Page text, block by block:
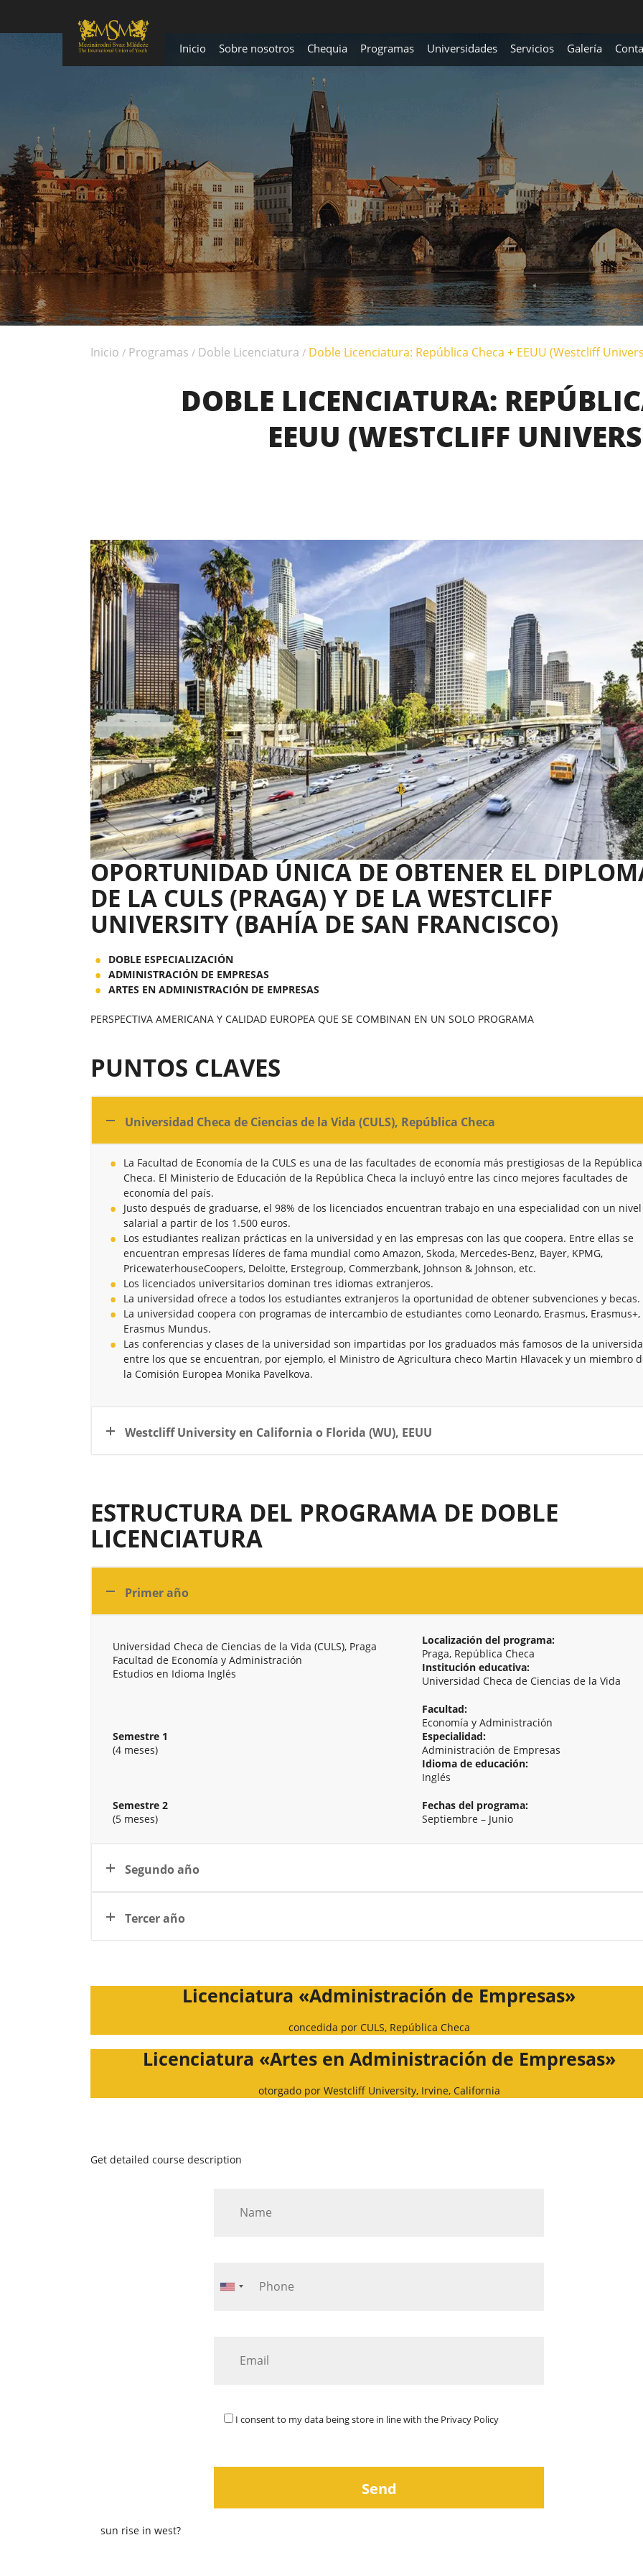
Inicio Sobre nosotros Chequia Programas Universidades Servicios Galería
Inicio / Programas / Doble Licenciatura / Doble Licenciatura: República Checa + EEUU (Westcliff
DOBLE LICENCIATURA:
EEUU (WESTCLIFF
OPORTUNIDAD ÚNICA DE OBTENER EL
DE LA CULS (PRAGA) Y DE LA WESTCLIFF
UNIVERSITY (BAHÍA DE SAN FRANCISCO)
DOBLE ESPECIALIZACIÓN
ADMINISTRACIÓN DE EMPRESAS
ARTES EN ADMINISTRACIÓN DE EMPRESAS
PERSPECTIVA AMERICANA Y CALIDAD EUROPEA QUE SE COMBINAN EN UN SOLO PROGRAMA
PUNTOS CLAVES
Universidad Checa de Ciencias de la Vida (CULS), República Checa
La Facultad de Economía de la CULS es una de las facultades de economía más prestigiosas de la República
Checa. El Ministerio de Educación de la República Checa la incluyó entre las cinco mejores facultades de
economía del país.
Justo después de graduarse, el 98% de los licenciados encuentran trabajo en una especialidad con un nivel
salarial a partir de los 1.500 euros.
Los estudiantes realizan prácticas en la universidad y en las empresas con las que coopera. Entre ellas se
encuentran empresas líderes de fama mundial como Amazon, Skoda, Mercedes-Benz, Bayer, KPMG,
PricewaterhouseCoopers, Deloitte, Erstegroup, Commerzbank, Johnson & Johnson, etc.
Los licenciados universitarios dominan tres idiomas extranjeros.
La universidad ofrece a todos los estudiantes extranjeros la oportunidad de obtener subvenciones y becas.
La universidad coopera con programas de intercambio de estudiantes como Leonardo, Erasmus, Erasmus+,
Erasmus Mundus.
Las conferencias y clases de la universidad son impartidas por los graduados más famosos de la
entre los que se encuentran, por ejemplo, el Ministro de Agricultura checo Martin Hlavacek y un miembro
la Comisión Europea Monika Pavelkova.
Westcliff University en California o Florida (WU), EEUU
ESTRUCTURA DEL PROGRAMA DE DOBLE
LICENCIATURA
Primer año
Universidad Checa de Ciencias de la Vida (CULS), Praga
Facultad de Economía y Administración
Estudios en Idioma Inglés
Localización del programa:
Praga, República Checa
Institución educativa:
Universidad Checa de Ciencias de la Vida
Semestre 1
(4 meses)
Facultad:
Economía y Administración
Especialidad:
Administración de Empresas
Idioma de educación:
Inglés
Semestre 2
(5 meses)
Fechas del programa:
Septiembre – Junio
Segundo año
Tercer año
Licenciatura «Administración de Empresas»
concedida por CULS, República Checa
Licenciatura «Artes en Administración de Empresas»
otorgado por Westcliff University, Irvine, California
Get detailed course description
I consent to my data being store in line with the Privacy Policy
sun rise in west?